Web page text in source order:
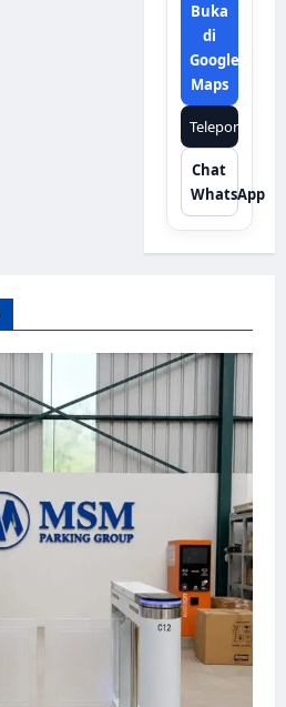
Buka
di
Google
Maps
Telepon
Chat
WhatsApp